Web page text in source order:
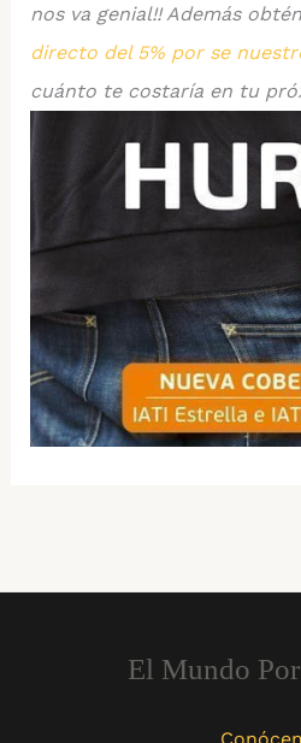
nos va genial!! Además
directo del 5% por se
cuánto te costaría en tu
El Mundo